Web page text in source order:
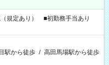
規定あり） ■初勤務手当あり
駅から徒歩 / 高田馬場駅から徒歩